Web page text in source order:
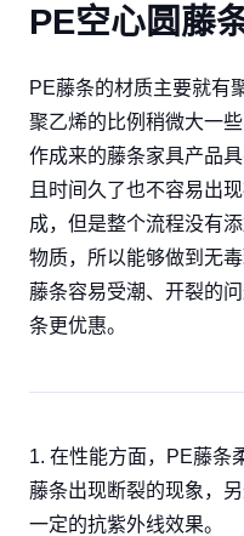
PE空心圆藤
PE藤条的材质主要就有
聚乙烯的比例稍微大一
作成来的藤条家具产品
且时间久了也不容易出
成，但是整个流程没有
物质，所以能够做到无
藤条容易受潮、开裂的
条更优惠。
1. 在性能方面，PE藤条
藤条出现断裂的现象，
一定的抗紫外线效果。